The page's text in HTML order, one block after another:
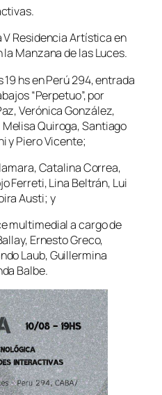
Residencia Artística en
Manzana de las Luces.
19 hs en Perú 294, entrada
“Perpetuo”, por
Verónica González,
Quiroga, Santiago
y Piero Vicente;
Catalina Correa,
Ferreti, Lina Beltrán, Lui
Austi; y
multimedial a cargo de
Ernesto Greco,
Laub, Guillermina
Balbe.